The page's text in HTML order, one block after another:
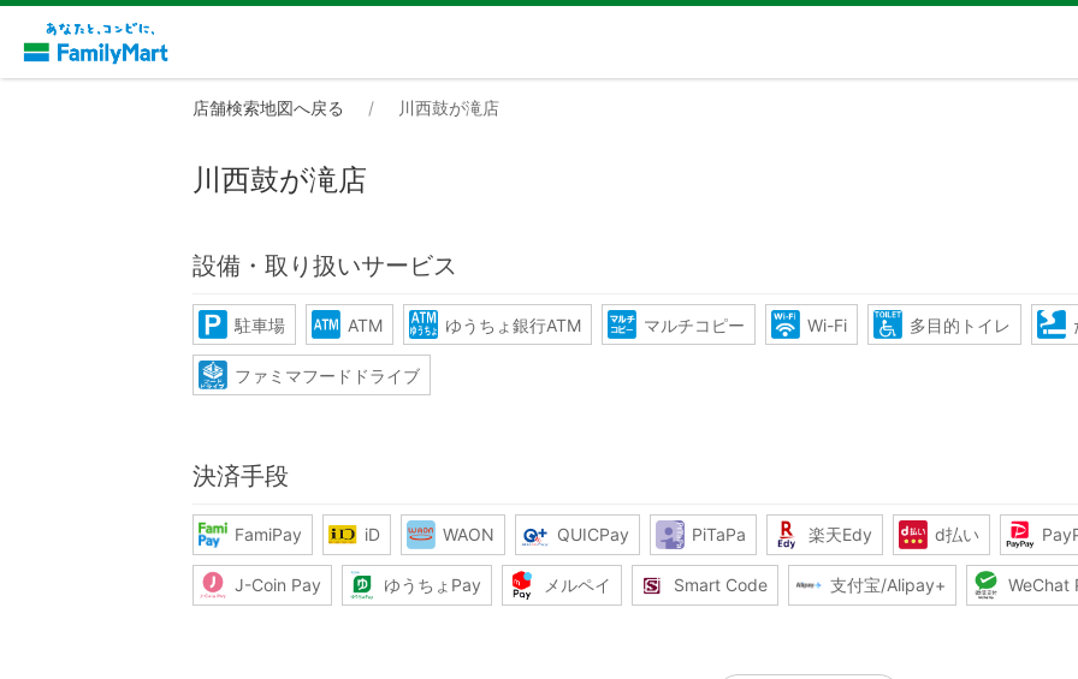
店舗検索地図へ戻る 川西鼓が滝店
川西鼓が滝店
設備・取り扱いサービス
駐車場 ATM ゆうちょ銀行ATM マルチコピー Wi-Fi 多目的トイレ
ファミマフードドライブ
決済手段
FamiPay iD WAON QUICPay PiTaPa 楽天Edy d払い
J-Coin Pay ゆうちょPay メルペイ Smart Code 支付宝/Alipay+ WeChat